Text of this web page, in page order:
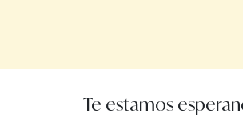
Te estamos